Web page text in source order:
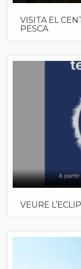
VISITA EL
PESCA
VEURE